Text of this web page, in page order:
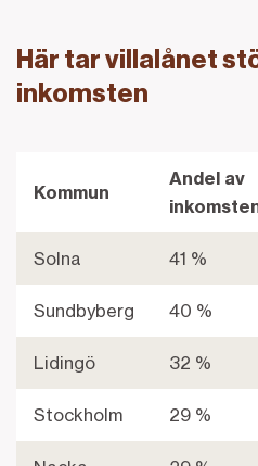
Här tar villalånet
inkomsten
Här tar villalånet störst del av
Kommun
Andel av
Solna 41 %
Sundbyberg 40 %
Lidingö 32 %
Stockholm 29 %